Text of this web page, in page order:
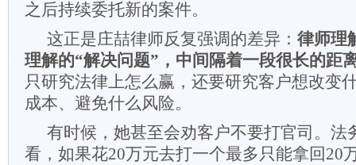
之后持续委托新的案件。
这正是庄喆律师反复强调的差异： 律师理
理解的“解决问题”，中间隔着一段很长的距
只研究法律上怎么赢，还要研究客户想改变
成本、避免什么风险。
有时候，她甚至会劝客户不要打官司。法
看，如果花20万元去打一个最多只能拿回20